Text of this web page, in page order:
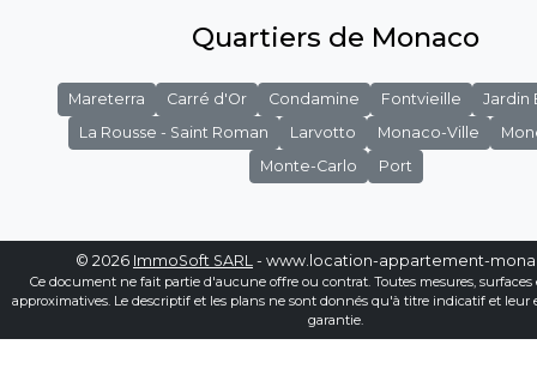
Quartiers de Monaco
Mareterra Carré d'Or Condamine Fontvieille
Jardin
La Rousse - Saint Roman
Larvotto Monaco-Ville
Monte-Carlo
Port
© 2026 ImmoSoft SARL - www.location-appartement-
Ce document ne fait partie d'aucune offre ou contrat. Toutes mesures, surfaces
approximatives. Le descriptif et les plans ne sont donnés qu'à titre indicatif et leur
garantie.